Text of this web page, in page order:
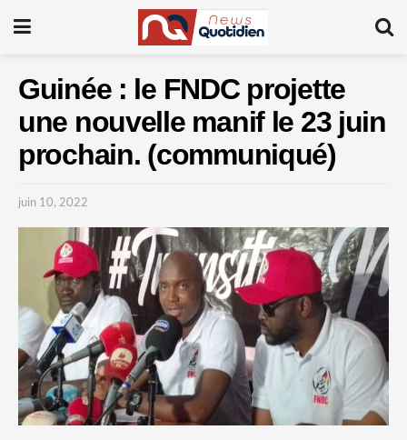
Guinée : le FNDC projette
une nouvelle manif le 23 juin
prochain. (communiqué)
juin 10, 2022